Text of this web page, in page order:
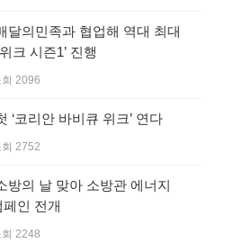
달의민족과 협업해 역대 최대
크 시즌1’ 진행
회 2096
‘코리안 바비큐 위크’ 연다
회 2752
방의 날 맞아 소방관 에너지
페인 전개
회 2248